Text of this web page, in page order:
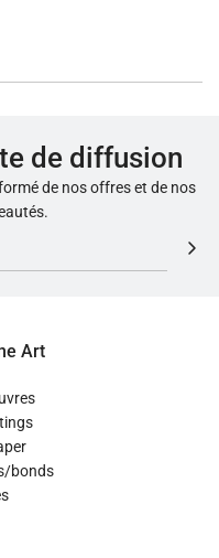
de diffusion
de nos offres et de nos
Art
bonds